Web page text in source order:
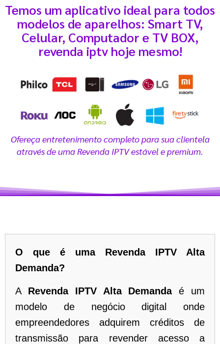
Temos um aplicativo ideal para todos
modelos de aparelhos: Smart TV,
Celular, Computador e TV BOX,
revenda iptv hoje mesmo!
Ofereça entretenimento completo para sua clientela
através de uma Revenda IPTV estável e premium.
O que é uma Revenda IPTV Alta
Demanda?
A Revenda IPTV Alta Demandaé um
modelo de negócio digital onde
empreendedores adquirem créditos de
transmissão para revender acesso a